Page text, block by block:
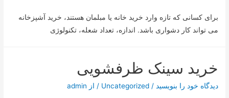
برای کسانی که تازه وارد خرید خانه یا مبلمان هستند، خرید آشپزخانه
می تواند کار دشواری باشد. اندازه، تعداد شعله، تکنولوژی
خرید سینک ظرفشویی
دیدگاه‌ خود را بنویسید /
Uncategorized / از admin